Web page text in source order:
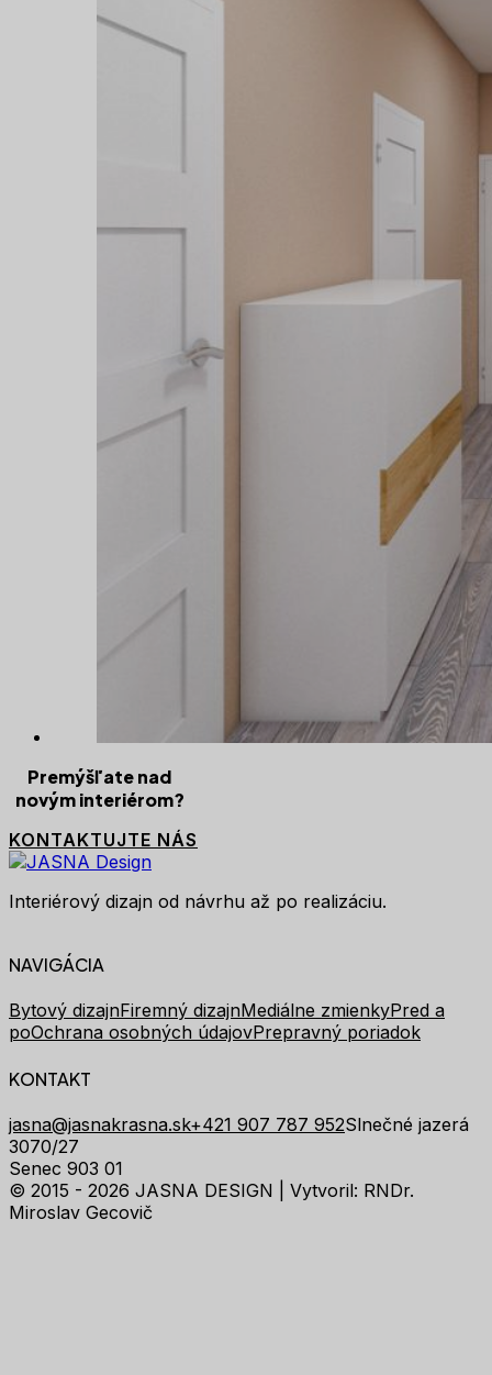
Premýšľate nad
novým interiérom?
KONTAKTUJTE NÁS
Interiérový dizajn od návrhu až po realizáciu.
NAVIGÁCIA
Bytový dizajnFiremný dizajnMediálne zmienkyPred a
poOchrana osobných údajovPrepravný poriadok
KONTAKT
jasna@jasnakrasna.sk+421 907 787 952Slnečné jazerá
3070/27
Senec 903 01
© 2015 - 2026 JASNA DESIGN | Vytvoril: RNDr.
Miroslav Gecovič